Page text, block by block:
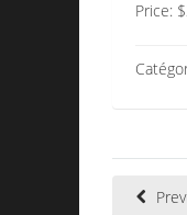
Price: